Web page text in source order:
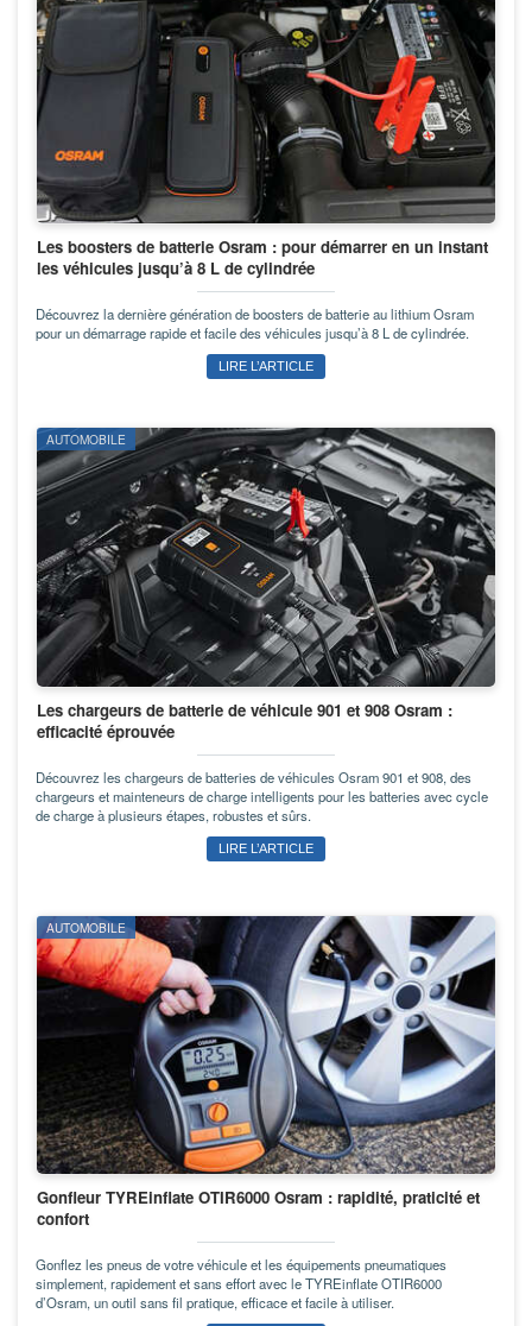
Les boosters de batterie Osram : pour démarrer en un instant
les véhicules jusqu’à 8 L de cylindrée
Découvrez la dernière génération de boosters de batterie au lithium Osram
pour un démarrage rapide et facile des véhicules jusqu’à 8 L de cylindrée.
LIRE L’ARTICLE
AUTOMOBILE
Les chargeurs de batterie de véhicule 901 et 908 Osram :
efficacité éprouvée
Découvrez les chargeurs de batteries de véhicules Osram 901 et 908, des
chargeurs et mainteneurs de charge intelligents pour les batteries avec cycle
de charge à plusieurs étapes, robustes et sûrs.
LIRE L’ARTICLE
AUTOMOBILE
Gonfleur TYREinflate OTIR6000 Osram : rapidité, praticité et
confort
Gonflez les pneus de votre véhicule et les équipements pneumatiques
simplement, rapidement et sans effort avec le TYREinflate OTIR6000
d’Osram, un outil sans fil pratique, efficace et facile à utiliser.